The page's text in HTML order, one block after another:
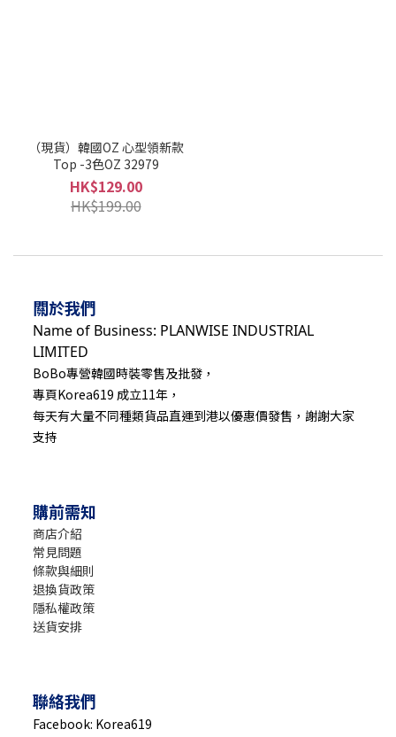
（現貨）韓國OZ 心型領新款
Top -3色OZ 32979
HK$129.00
HK$199.00
關於我們
Name of Business: PLANWISE INDUSTRIAL
LIMITED
BoBo專營韓國時裝零售及批發，
專頁Korea619 成立11年，
每天有大量不同種類貨品直運到港以優惠價發售，謝謝大家
支持
購前需知
商店介紹
常見問題
條款與細則
退換貨政策
隱私權政策
送貨安排
聯絡我們
Facebook: Korea619